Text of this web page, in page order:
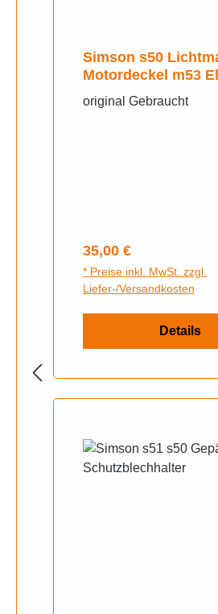
Simson s50
Motordeckel m53
original Gebraucht
Regulärer Preis:
35,00 €
* Preise inkl. MwSt. zzgl.
Liefer-/Versandkosten
Details